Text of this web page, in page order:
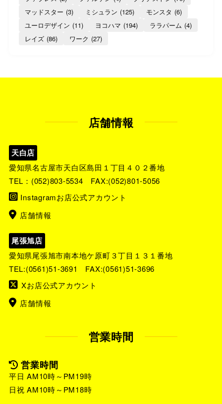
マッドスター (3) ミシュラン (125) モンスタ (6)
ユーロデザイン (11) ヨコハマ (194) ララパーム (4)
レイズ (86) ワーク (27)
店舗情報
天白店
愛知県名古屋市天白区島田１丁目４０２番地
TEL： (052)803-5534 FAX:(052)801-5056
Instagramお店公式アカウント
店舗情報
尾張旭店
愛知県尾張旭市南本地ケ原町３丁目１３１番地
TEL:(0561)51-3691
FAX:(0561)51-3696
Xお店公式アカウント
店舗情報
営業時間
営業時間
平日 AM10時～PM19時
日祝 AM10時～PM18時